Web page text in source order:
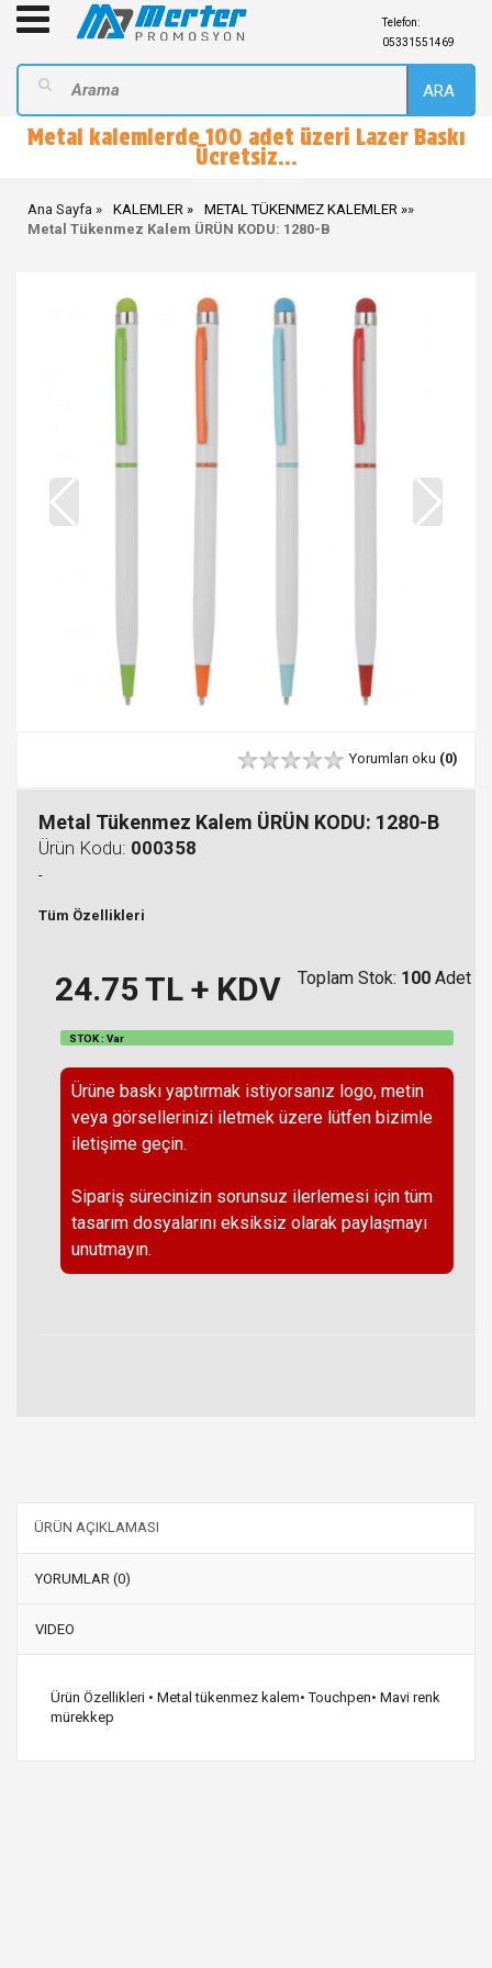
Telefon:
05331551469
ARA
Metal kalemlerde 100 adet üzeri Lazer Baskı
Ücretsiz...
Ana Sayfa KALEMLER »
METAL TÜKENMEZ KALEMLER
Metal Tükenmez Kalem ÜRÜN KODU: 1280-B
Yorumları oku (0)
Metal Tükenmez Kalem ÜRÜN KODU: 1280-B
Ürün Kodu: 000358
-
Tüm Özellikleri
24.75TL + KDV Toplam Stok: 100 Adet
STOK : Var
Ürüne baskı yaptırmak istiyorsanız logo, metin
veya görsellerinizi iletmek üzere lütfen bizimle
iletişime geçin.
Sipariş sürecinizin sorunsuz ilerlemesi için tüm
tasarım dosyalarını eksiksiz olarak paylaşmayı
unutmayın.
ÜRÜN AÇIKLAMASI
YORUMLAR (0)
VIDEO
Ürün Özellikleri • Metal tükenmez kalem• Touchpen• Mavi renk
mürekkep